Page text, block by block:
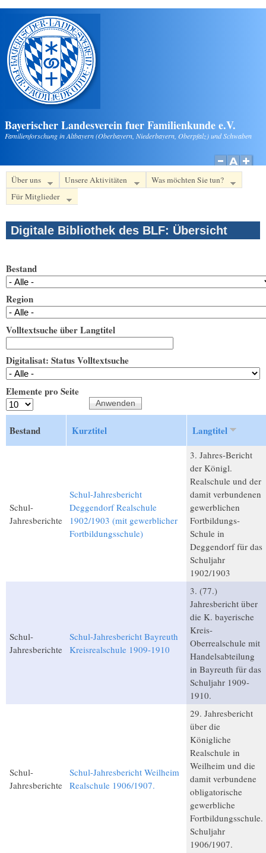
Direkt zum Inhalt
Bayerischer Landesverein fuer Familienkunde e.V.
Familienforschung in Altbayern (Oberbayern, Niederbayern, Oberpfalz) und Schwaben
Über uns Unsere Aktivitäten
Was möchten Sie tun?
Für Mitglieder
Digitale Bibliothek des BLF: Übersicht
Bestand
Region
Volltextsuche über Langtitel
Digitalisat: Status Volltextsuche
Elemente pro Seite
Bestand Kurztitel Langtitel
Schul-
Jahresberichte
Schul-Jahresbericht
Deggendorf Realschule
1902/1903 (mit gewerblicher
Fortbildungsschule)
3. Jahres-Bericht
der Königl.
Realschule und der
damit verbundenen
gewerblichen
Fortbildungs-
Schule in
Deggendorf für das
Schuljahr
1902/1903
Schul-
Jahresberichte
Schul-Jahresbericht Bayreuth
Kreisrealschule 1909-1910
3. (77.)
Jahresbericht über
die K. bayerische
Kreis-
Oberrealschule mit
Handelsabteilung
in Bayreuth für das
Schuljahr 1909-
1910.
Schul-
Jahresberichte
Schul-Jahresbericht Weilheim
Realschule 1906/1907.
29. Jahresbericht
über die
Königliche
Realschule in
Weilheim und die
damit verbundene
obligatorische
gewerbliche
Fortbildungsschule.
Schuljahr
1906/1907.